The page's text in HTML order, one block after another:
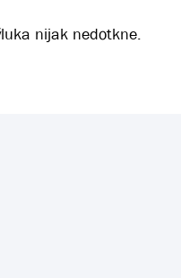
nijak nedotkne.